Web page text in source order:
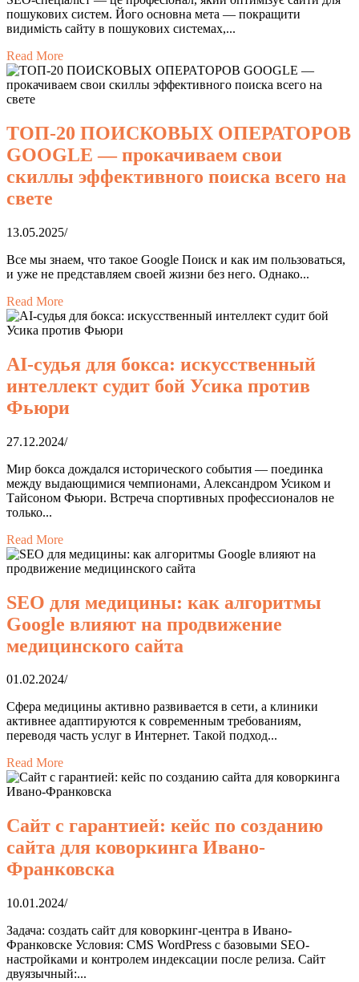
пошукових систем. Його основна мета — покращити
видимість сайту в пошукових системах,...
Read More
ТОП-20 ПОИСКОВЫХ ОПЕРАТОРОВ
GOOGLE — прокачиваем свои
скиллы эффективного поиска всего на
свете
13.05.2025/
Все мы знаем, что такое Google Поиск и как им пользоваться,
и уже не представляем своей жизни без него. Однако...
Read More
AI-судья для бокса: искусственный
интеллект судит бой Усика против
Фьюри
27.12.2024/
Мир бокса дождался исторического события — поединка
между выдающимися чемпионами, Александром Усиком и
Тайсоном Фьюри. Встреча спортивных профессионалов не
только...
Read More
SEO для медицины: как алгоритмы
Google влияют на продвижение
медицинского сайта
01.02.2024/
Сфера медицины активно развивается в сети, а клиники
активнее адаптируются к современным требованиям,
переводя часть услуг в Интернет. Такой подход...
Read More
Сайт с гарантией: кейс по созданию
сайта для коворкинга Ивано-
Франковска
10.01.2024/
Задача: создать сайт для коворкинг-центра в Ивано-
Франковске Условия: CMS WordPress с базовыми SEO-
настройками и контролем индексации после релиза. Сайт
двуязычный:...